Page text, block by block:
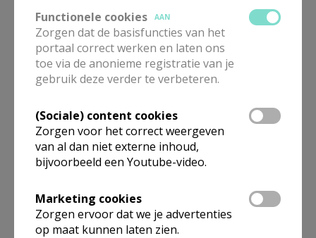
Gezinsvakantie in het
Zwitserse Chandolin
Leven vanuit de doop
Functionele cookies
AAN
Zorgen dat de basisfuncties van het
portaal correct werken en laten ons
toe via de anonieme registratie van je
gebruik deze verder te verbeteren.
(Sociale) content cookies
Zorgen voor het correct weergeven
van al dan niet externe inhoud,
bijvoorbeeld een Youtube-video.
Marketing cookies
Zorgen ervoor dat we je advertenties
op maat kunnen laten zien.